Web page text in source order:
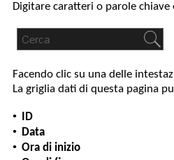
Digitare caratteri o parole
Facendo clic su una delle
La griglia dati di questa pagina
• ID
• Data
• Ora di inizio